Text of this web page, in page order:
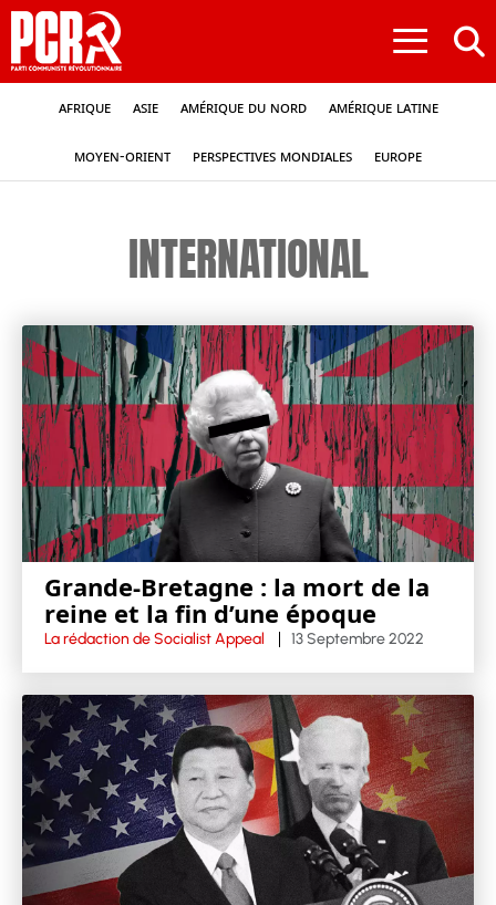
≡
Afrique Asie Amérique du nord Amérique latine
Moyen-Orient Perspectives mondiales Europe
INTERNATIONAL
Grande-Bretagne : la mort de la
reine et la fin d’une époque
La rédaction de Socialist Appeal 13 Septembre 2022